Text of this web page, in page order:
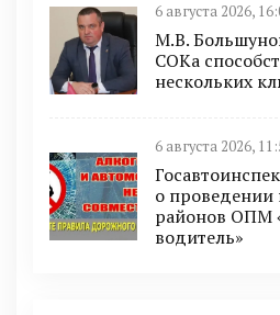
6 августа 2026,
М.В.
СОКа
нескольких
6 августа 2026,
о проведении
районов ОПМ
водитель»